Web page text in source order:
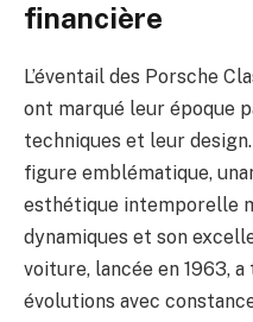
financière
L’éventail des Porsche
ont marqué leur époque
techniques et leur
figure emblématique,
esthétique intemporelle
dynamiques et son
voiture, lancée en 1963,
évolutions avec